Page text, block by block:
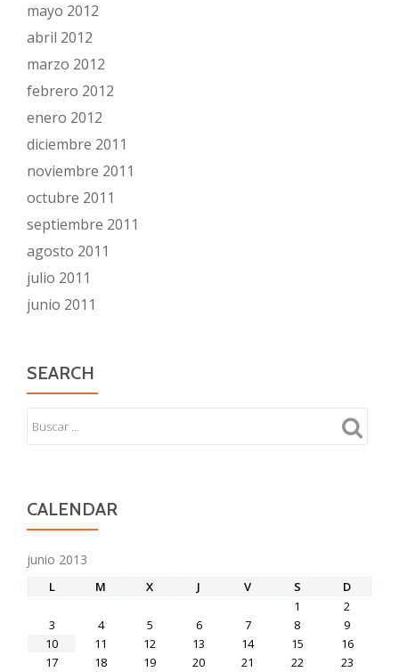
mayo 2012
abril 2012
marzo 2012
febrero 2012
enero 2012
diciembre 2011
noviembre 2011
octubre 2011
septiembre 2011
agosto 2011
julio 2011
junio 2011
SEARCH
CALENDAR
junio 2013
L M X J V S
D
1
2
3
4 5 6 7 8
9
10
11 12 13 14 15
16
17
18 19 20 21 22
23